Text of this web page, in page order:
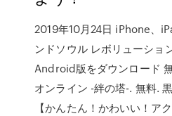
2019年10月24日 iPhone、
ンドソウル レボリューショ
Android版をダウンロード
オンライン -絆の塔-. 無料.
【かんたん！かわいい！ア